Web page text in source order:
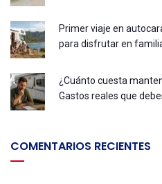
Primer viaje en
para disfrutar en
¿Cuánto cuesta
Gastos reales que
COMENTARIOS RECIENTES